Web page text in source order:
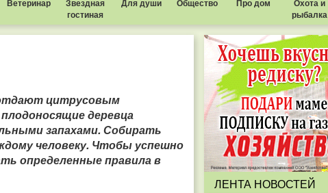
Ветеринар
Звездная
гостиная
Для души Общество Про дом
Охота и
рыбалка
отдают цитрусовым
деревца
запахами. Собирать
человеку. Чтобы успешно
определенные правила в
ЛЕНТА НОВОСТЕЙ